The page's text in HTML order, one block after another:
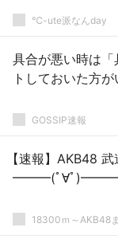
℃-ute派なんday
具合が悪い時は
トしておいた方
GOSSIP速報
【速報】AKB48
━━━(ﾟ∀ﾟ
18300ｍ～AKB48